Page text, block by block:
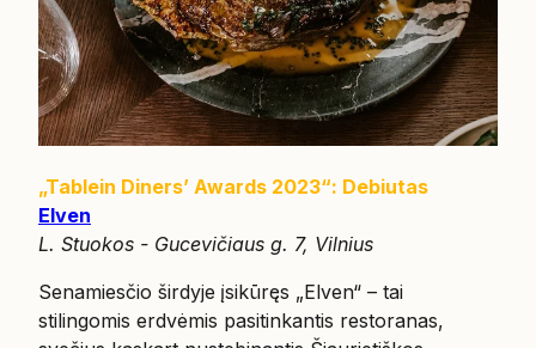
„Tablein Diners’ Awards 2023“: Debiutas
Elven
L. Stuokos - Gucevičiaus g. 7, Vilnius
Senamiesčio širdyje įsikūręs „Elven“ – tai
stilingomis erdvėmis pasitinkantis restoranas,